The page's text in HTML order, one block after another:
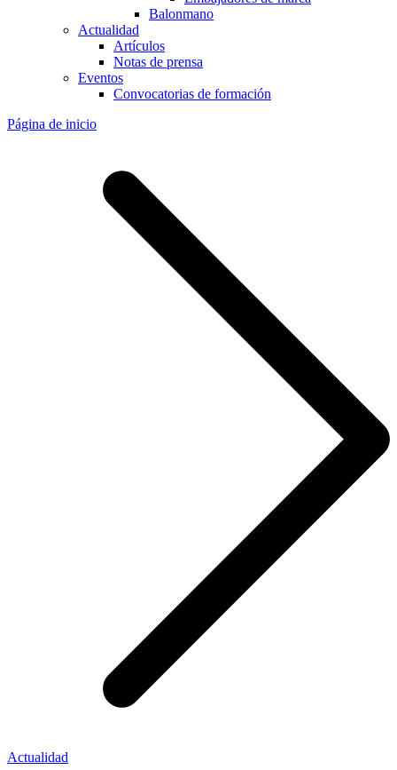
Balonmano
Actualidad
Artículos
Notas de prensa
Eventos
Convocatorias de formación
Página de inicio
Actualidad